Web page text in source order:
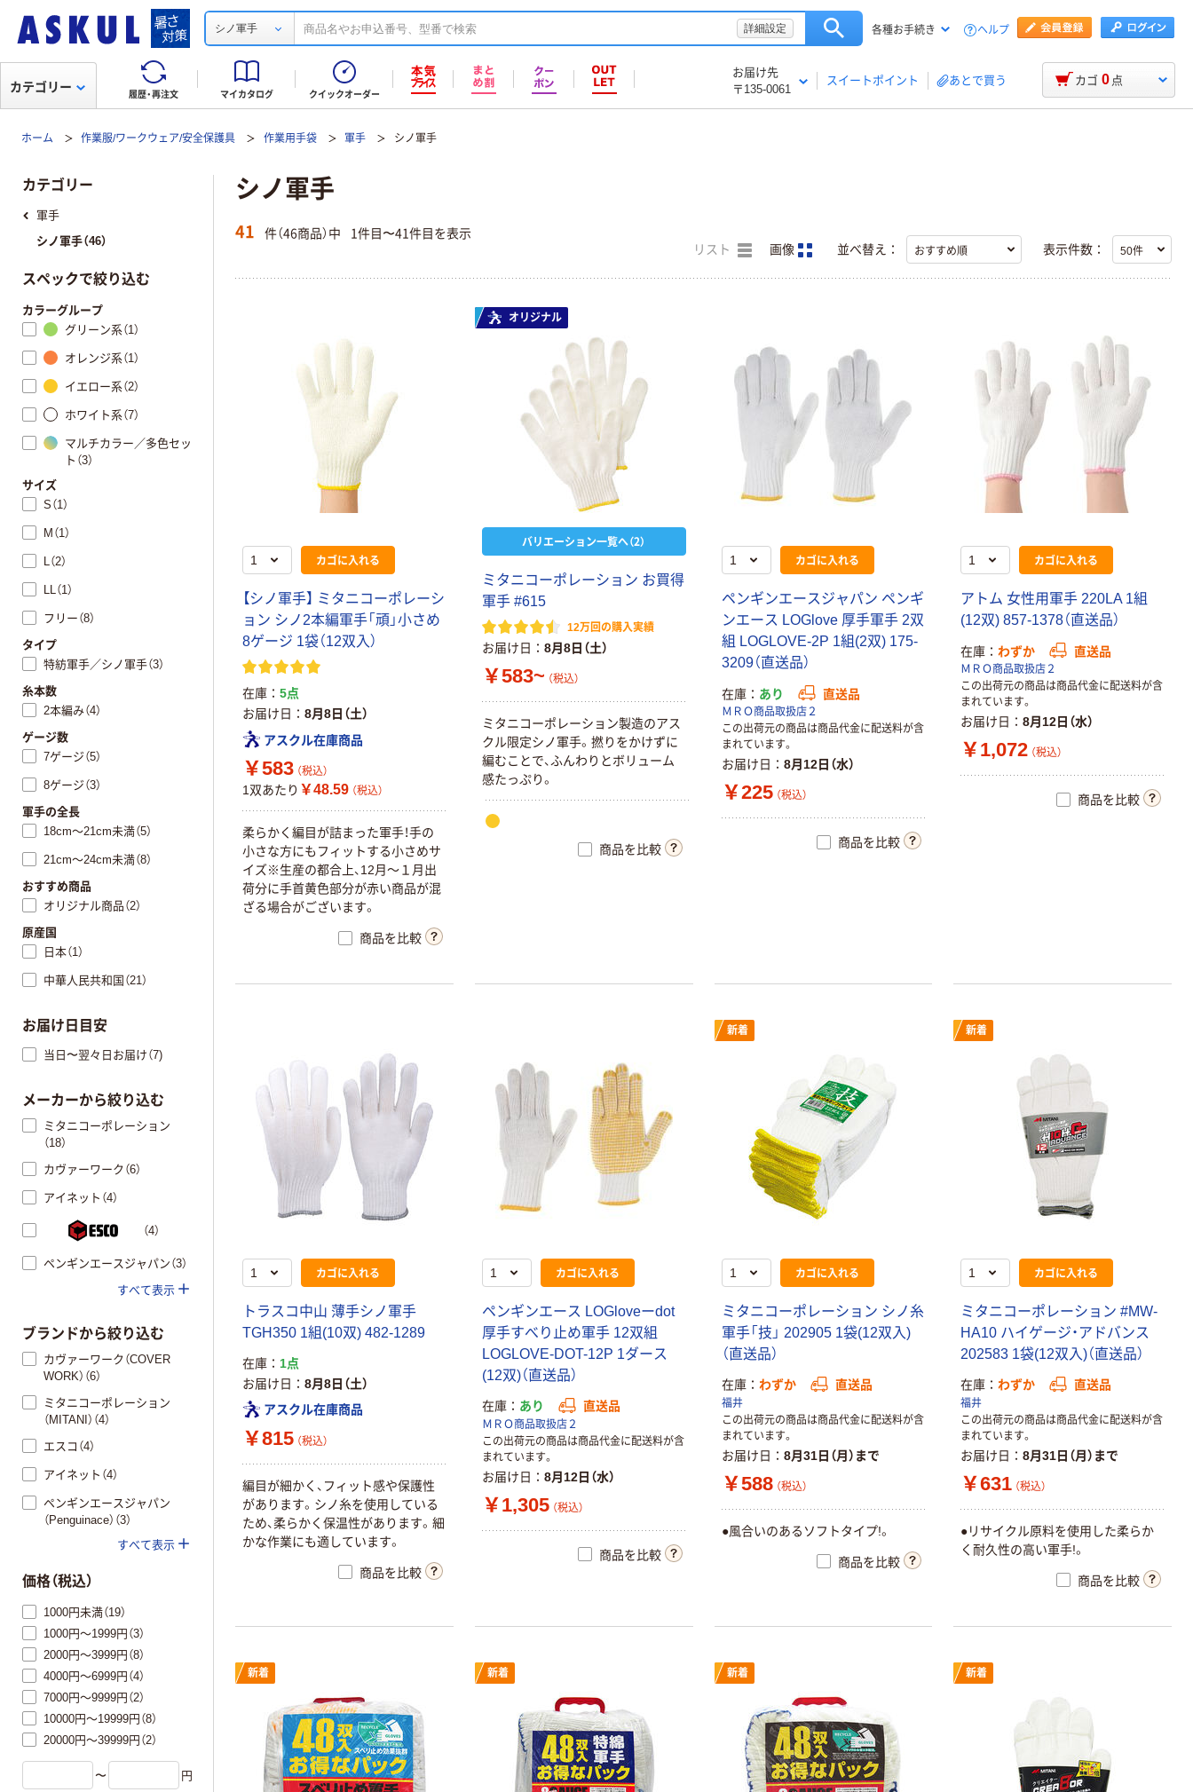
シノ軍手 詳細設定 各種お手続き ヘルプ
履歴・再注文 マイカタログ クイックオーダー
お届け先
〒135-0061
スイートポイント あとで買う
カテゴリー カゴ 0 点
ホーム 作業服/ワークウェア/安全保護具 作業用手袋 軍手 シノ軍手
シノ軍手
41 件（46商品）中 1件目〜41件目を表示
リスト 画像 並べ替え： 表示件数：
カゴに入れる
【シノ軍手】 ミタニコーポレーシ
ョン シノ2本編軍手「頑」小さめ
8ゲージ 1袋（12双入）
在庫
5点
お届け日
8月8日（土）
アスクル在庫商品
￥583 （税込）
1双あたり ￥48.59 （税込）
柔らかく編目が詰まった軍手！手の
小さな方にもフィットする小さめサ
イズ※生産の都合上、12月～１月出
荷分に手首黄色部分が赤い商品が混
ざる場合がございます。
商品を比較
オリジナル
バリエーション一覧へ（2）
ミタニコーポレーション お買得
軍手 #615
12万回の購入実績
お届け日 8月8日（土）
￥583~ （税込）
ミタニコーポレーション製造のアス
クル限定シノ軍手。撚りをかけずに
編むことで、ふんわりとボリューム
感たっぷり。
商品を比較
カゴに入れる
ペンギンエースジャパン ペンギ
ンエース LOGlove 厚手軍手 2双
組 LOGLOVE-2P 1組(2双) 175-
3209（直送品）
在庫 あり 直送品
ＭＲＯ商品取扱店２
この出荷元の商品は商品代金に配送料が含
まれています。
お届け日 8月12日（水）
￥225 （税込）
商品を比較
カゴに入れる
アトム 女性用軍手 220LA 1組
(12双) 857-1378（直送品）
在庫 わずか 直送品
ＭＲＯ商品取扱店２
この出荷元の商品は商品代金に配送料が含
まれています。
お届け日 8月12日（水）
￥1,072 （税込）
商品を比較
カゴに入れる
トラスコ中山 薄手シノ軍手
TGH350 1組(10双) 482-1289
在庫
1点
お届け日
8月8日（土）
アスクル在庫商品
￥815 （税込）
編目が細かく、フィット感や保護性
があります。シノ糸を使用している
ため、柔らかく保温性があります。細
かな作業にも適しています。
商品を比較
カゴに入れる
ペンギンエース LOGloveーdot
厚手すべり止め軍手 12双組
LOGLOVE-DOT-12P 1ダース
(12双)（直送品）
在庫 あり 直送品
ＭＲＯ商品取扱店２
この出荷元の商品は商品代金に配送料が含
まれています。
お届け日 8月12日（水）
￥1,305 （税込）
商品を比較
新着
カゴに入れる
ミタニコーポレーション シノ糸
軍手「技」 202905 1袋(12双入)
（直送品）
在庫 わずか 直送品
福井
この出荷元の商品は商品代金に配送料が含
まれています。
お届け日 8月31日（月）まで
￥588 （税込）
●風合いのあるソフトタイプ!。
商品を比較
新着
カゴに入れる
ミタニコーポレーション #MW-
HA10 ハイゲージ・アドバンス
202583 1袋(12双入)（直送品）
在庫 わずか 直送品
福井
この出荷元の商品は商品代金に配送料が含
まれています。
お届け日 8月31日（月）まで
￥631 （税込）
●リサイクル原料を使用した柔らか
く耐久性の高い軍手!。
商品を比較
新着 新着 新着 新着
カテゴリー
軍手
シノ軍手（46）
スペックで絞り込む
カラーグループ
グリーン系（1）
オレンジ系（1）
イエロー系（2）
ホワイト系（7）
マルチカラー／多色セッ
ト（3）
サイズ
S（1）
M（1）
L（2）
LL（1）
フリー（8）
タイプ
特紡軍手／シノ軍手（3）
糸本数
2本編み（4）
ゲージ数
7ゲージ（5）
8ゲージ（3）
軍手の全長
18cm～21cm未満（5）
21cm～24cm未満（8）
おすすめ商品
オリジナル商品（2）
原産国
日本（1）
中華人民共和国（21）
お届け日目安
当日〜翌々日お届け（7)
メーカーから絞り込む
ミタニコーポレーション
（18）
カヴァーワーク（6）
アイネット（4）
（4）
ペンギンエースジャパン（3）
すべて表示
ブランドから絞り込む
カヴァーワーク（COVER
WORK）（6）
ミタニコーポレーション
（MITANI）（4）
エスコ（4）
アイネット（4）
ペンギンエースジャパン
（Penguinace）（3）
すべて表示
価格（税込）
1000円未満（19）
1000円～1999円（3）
2000円～3999円（8）
4000円～6999円（4）
7000円～9999円（2）
10000円～19999円（8）
20000円～39999円（2）
〜 円